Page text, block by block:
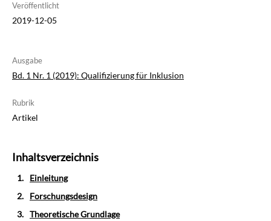
Veröffentlicht
2019-12-05
Ausgabe
Bd. 1 Nr. 1 (2019): Qualifizierung für Inklusion
Rubrik
Artikel
Inhaltsverzeichnis
Einleitung
Forschungsdesign
Theoretische Grundlage